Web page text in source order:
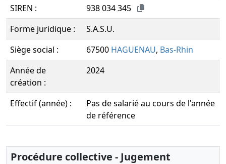
SIREN :
938 034 345
Forme juridique :
S.A.S.U.
Siège social :
67500 HAGUENAU, Bas-Rhin
Année de
création :
2024
Effectif (année) :
Pas de salarié au cours de l'année
de référence
Procédure collective - Jugement